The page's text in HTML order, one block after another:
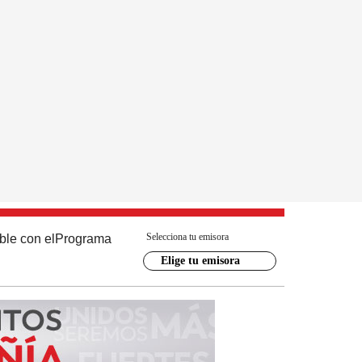
con el Programa Selecciona tu emisora
Elige tu emisora